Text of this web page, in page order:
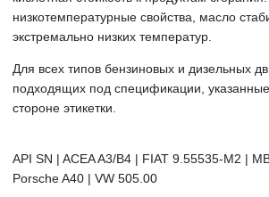
низкотемпературные свойства, масло
экстремально низких температур.
Для всех типов бензиновых и дизельных
подходящих под спецификации,
стороне этикетки.
API SN | ACEA A3/B4 | FIAT 9.55535-M2 |
Porsche A40 | VW 505.00